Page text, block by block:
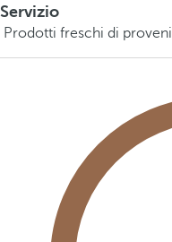
Servizio
Prodotti freschi di